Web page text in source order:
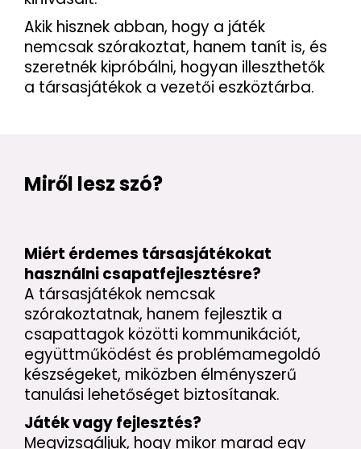
Akik hisznek abban, hogy a játék
nemcsak szórakoztat, hanem tanít is, és
szeretnék kipróbálni, hogyan illeszthetők
a társasjátékok a vezetői eszköztárba.
Miről lesz szó?
Miért érdemes társasjátékokat
használni csapatfejlesztésre?
A társasjátékok nemcsak
szórakoztatnak, hanem fejlesztik a
csapattagok közötti kommunikációt,
együttműködést és problémamegoldó
készségeket, miközben élményszerű
tanulási lehetőséget biztosítanak.
Játék vagy fejlesztés?
Megvizsgáljuk, hogy mikor marad egy